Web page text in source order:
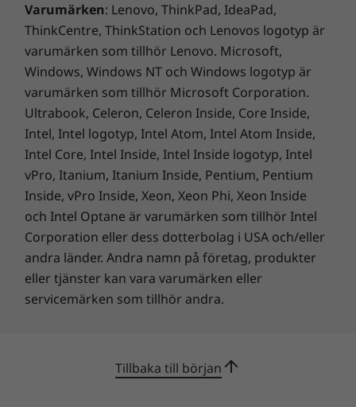
återvunnen plast i strömadapterfodralet och
90 % havsbunden plast i systempåsen.
Undersidan av IdeaPad Slim 3i Gen 9 använder
till och med 30 % återvunnen plast. Den är
registrerad EPEAT® Silver och ENERGY STAR®-
certifierad och uppfyller
miljöprestandakriterierna för produktens
livslängd, cirkulär design och energieffektivitet.
Lenovo erbjuder också CO2 Offset Service för
att kompensera för enhetens beräknade
koldioxidutsläpp.
Varumärken: Lenovo, ThinkPad, IdeaPad,
ThinkCentre, ThinkStation och Lenovos logotyp är
varumärken som tillhör Lenovo. Microsoft,
Windows, Windows NT och Windows logotyp är
varumärken som tillhör Microsoft Corporation.
Ultrabook, Celeron, Celeron Inside, Core Inside,
Intel, Intel logotyp, Intel Atom, Intel Atom Inside,
Intel Core, Intel Inside, Intel Inside logotyp, Intel
vPro, Itanium, Itanium Inside, Pentium, Pentium
Inside, vPro Inside, Xeon, Xeon Phi, Xeon Inside
och Intel Optane är varumärken som tillhör Intel
Corporation eller dess dotterbolag i USA och/eller
andra länder. Andra namn på företag, produkter
eller tjänster kan vara varumärken eller
servicemärken som tillhör andra.
Tillbaka till början